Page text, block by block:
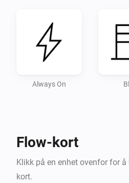
- Use at your own risk. I
Always On
Flow-kort
Klikk på en enhet ovenfor for
kort.